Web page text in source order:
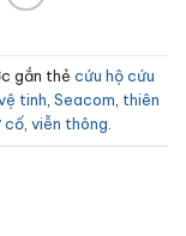
gắn thẻ cứu hộ cứu
tinh, Seacom, thiên
cố, viễn thông.